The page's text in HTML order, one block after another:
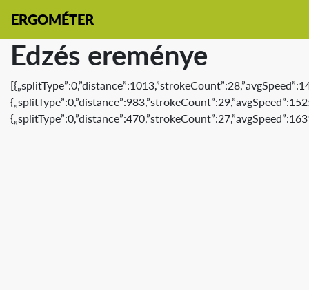
ERGOMÉTER
Edzés ereménye